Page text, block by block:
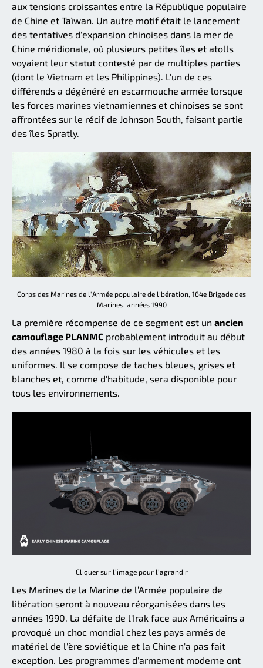
aux tensions croissantes entre la République populaire
de Chine et Taïwan. Un autre motif était le lancement
des tentatives d'expansion chinoises dans la mer de
Chine méridionale, où plusieurs petites îles et atolls
voyaient leur statut contesté par de multiples parties
(dont le Vietnam et les Philippines). L'un de ces
différends a dégénéré en escarmouche armée lorsque
les forces marines vietnamiennes et chinoises se sont
affrontées sur le récif de Johnson South, faisant partie
des îles Spratly.
Corps des Marines de l'Armée populaire de libération, 164e Brigade des
Marines, années 1990
La première récompense de ce segment est un ancien
camouflage PLANMC probablement introduit au début
des années 1980 à la fois sur les véhicules et les
uniformes. Il se compose de taches bleues, grises et
blanches et, comme d'habitude, sera disponible pour
tous les environnements.
Cliquer sur l'image pour l'agrandir
Les Marines de la Marine de l’Armée populaire de
libération seront à nouveau réorganisées dans les
années 1990. La défaite de l'Irak face aux Américains a
provoqué un choc mondial chez les pays armés de
matériel de l'ère soviétique et la Chine n'a pas fait
exception. Les programmes d'armement moderne ont